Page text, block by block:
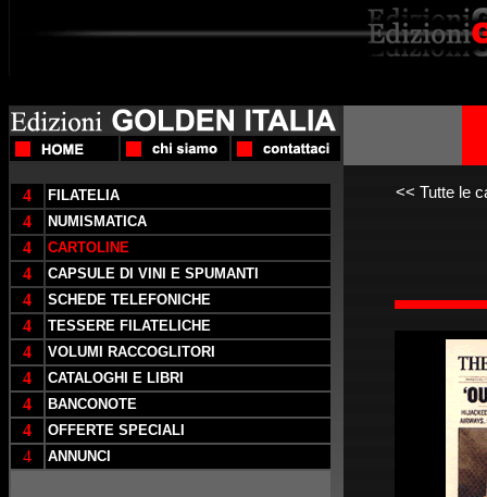
4 FILATELIA
4 NUMISMATICA
4 CARTOLINE
4 CAPSULE DI VINI E SPUMANTI
4 SCHEDE TELEFONICHE
4 TESSERE FILATELICHE
4 VOLUMI RACCOGLITORI
4 CATALOGHI E LIBRI
4 BANCONOTE
4 OFFERTE SPECIALI
4 ANNUNCI
<< Tutte le